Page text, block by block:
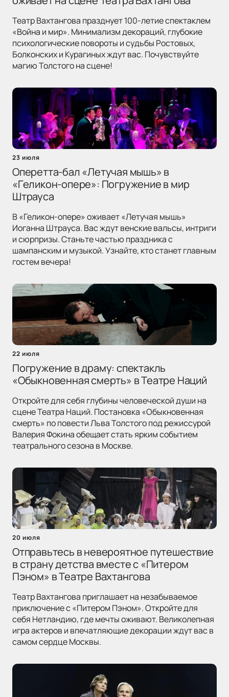
Театр Вахтангова празднует 100-летие спектаклем
«Война и мир». Минимализм декораций, глубокие
психологические повороты и судьбы Ростовых,
Болконских и Курагиных ждут вас. Почувствуйте
магию Толстого на сцене!
23 июля
Оперетта-бал «Летучая мышь» в
«Геликон-опере»: Погружение в мир
Штрауса
В «Геликон-опере» оживает «Летучая мышь»
Иоганна Штрауса. Вас ждут венские вальсы, интриги
и сюрпризы. Станьте частью праздника с
шампанским и музыкой. Узнайте, кто станет главным
гостем вечера!
22 июля
Погружение в драму: спектакль
«Обыкновенная смерть» в Театре Наций
Откройте для себя глубины человеческой души на
сцене Театра Наций. Постановка «Обыкновенная
смерть» по повести Льва Толстого под режиссурой
Валерия Фокина обещает стать ярким событием
театрального сезона в Москве.
20 июля
Отправьтесь в невероятное путешествие
в страну детства вместе с «Питером
Пэном» в Театре Вахтангова
Театр Вахтангова приглашает на незабываемое
приключение с «Питером Пэном». Откройте для
себя Нетландию, где мечты оживают. Великолепная
игра актеров и впечатляющие декорации ждут вас в
самом сердце Москвы.